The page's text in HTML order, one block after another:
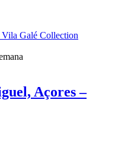
Galé Collection
Açores –